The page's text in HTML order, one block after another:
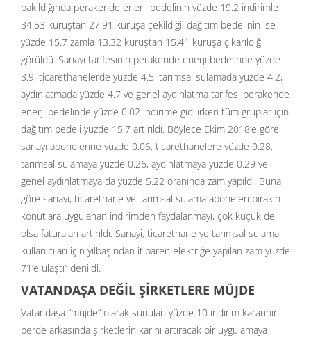
bakıldığında perakende enerji bedelinin yüzde 19.2 indirimle
34.53 kuruştan 27.91 kuruşa çekildiği, dağıtım bedelinin ise
yüzde 15.7 zamla 13.32 kuruştan 15.41 kuruşa çıkarıldığı
görüldü. Sanayi tarifesinin perakende enerji bedelinde yüzde
3.9, ticarethanelerde yüzde 4.5, tarımsal sulamada yüzde 4.2,
aydınlatmada yüzde 4.7 ve genel aydınlatma tarifesi perakende
enerji bedelinde yüzde 0.02 indirime gidilirken tüm gruplar için
dağıtım bedeli yüzde 15.7 artırıldı. Böylece Ekim 2018’e göre
sanayi abonelerine yüzde 0.06, ticarethanelere yüzde 0.28,
tarımsal sulamaya yüzde 0.26, aydınlatmaya yüzde 0.29 ve
genel aydınlatmaya da yüzde 5.22 oranında zam yapıldı. Buna
göre sanayi, ticarethane ve tarımsal sulama aboneleri bırakın
konutlara uygulanan indirimden faydalanmayı, çok küçük de
olsa faturaları artırıldı. Sanayi, ticarethane ve tarımsal sulama
kullanıcıları için yılbaşından itibaren elektriğe yapılan zam yüzde
71’e ulaştı” denildi.
VATANDAŞA DEĞİL ŞİRKETLERE MÜJDE
Vatandaşa “müjde” olarak sunulan yüzde 10 indirim kararının
perde arkasında şirketlerin karını artıracak bir uygulamaya